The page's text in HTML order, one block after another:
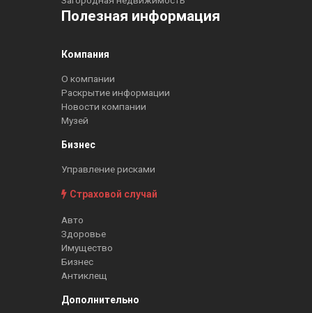
Полезная информация
Компания
О компании
Раскрытие информации
Новости компании
Музей
Бизнес
Управление рисками
Страховой случай
Авто
Здоровье
Имущество
Бизнес
Антиклещ
Дополнительно